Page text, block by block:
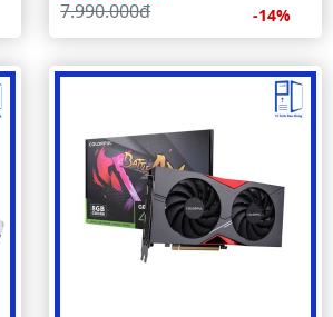
7.990.000đ -14%